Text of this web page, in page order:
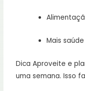
Mais
Dica Aproveite e
uma semana. Isso